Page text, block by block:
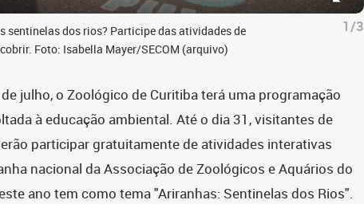
sentinelas dos rios? Participe das atividades de
Foto: Isabella Mayer/SECOM (arquivo)
1/3
julho, o Zoológico de Curitiba terá uma programação
à educação ambiental. Até o dia 31, visitantes de
participar gratuitamente de atividades interativas
nacional da Associação de Zoológicos e Aquários do
ano tem como tema "Ariranhas: Sentinelas dos Rios".